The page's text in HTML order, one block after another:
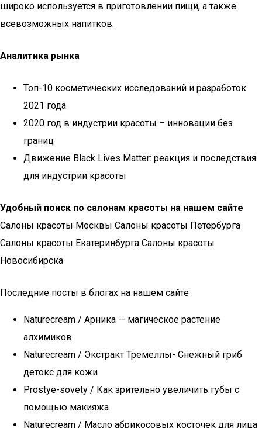
широко используется в приготовлении пищи, а также
всевозможных напитков.
Аналитика рынка
Топ-10 косметических исследований и разработок
2021 года
2020 год в индустрии красоты – инновации без
границ
Движение Black Lives Matter: реакция и последствия
для индустрии красоты
Удобный поиск по салонам красоты на нашем сайте
Салоны красоты Москвы Салоны красоты Петербурга
Салоны красоты Екатеринбурга Салоны красоты
Новосибирска
Последние посты в блогах на нашем сайте
Naturecream / Арника — магическое растение
алхимиков
Naturecream / Экстракт Тремеллы- Снежный гриб
детокс для кожи
Prostye-sovety / Как зрительно увеличить губы с
помощью макияжа
Naturecream / Масло абрикосовых косточек для лица